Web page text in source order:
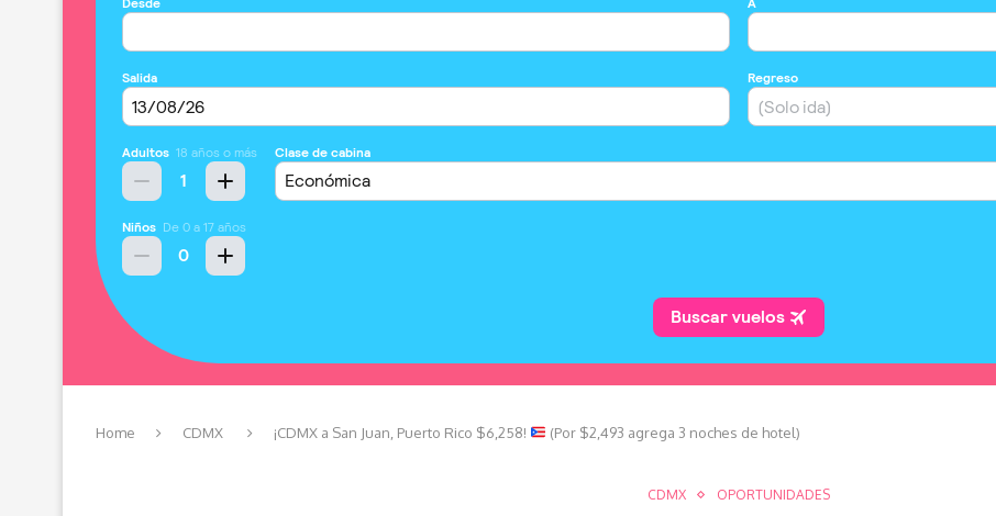
Home CDMX ¡CDMX a San Juan, Puerto Rico $6,258! (Por $2,493 agrega 3 noches de hotel)
CDMX OPORTUNIDADES